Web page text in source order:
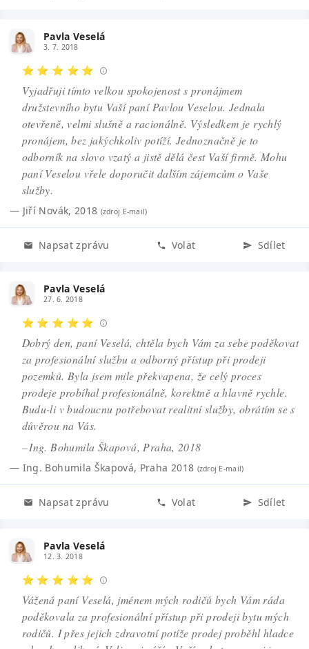
Pavla Veselá
3. 7. 2018
⭐ ⭐ ⭐ ⭐ ⭐
Vyjadřuji tímto velkou spokojenost s pronájmem
družstevního bytu Vaší paní Pavlou Veselou. Jednala
otevřeně, velmi slušně a racionálně. Výsledkem je rychlý
pronájem, bez jakýchkoliv potíží. Jednoznačně je to
odborník na slovo vzatý a jistě dělá čest Vaší firmě. Mohu
paní Veselou vřele doporučit dalším zájemcům o Vaše
služby.
— Jiří Novák, 2018 (zdroj E-mail)
Napsat zprávu Volat Sdílet
Pavla Veselá
27. 6. 2018
⭐ ⭐ ⭐ ⭐ ⭐
Dobrý den, paní Veselá, chtěla bych Vám za sebe poděkovat
za profesionální službu a odborný přístup při prodeji
pozemků. Byla jsem mile překvapena, že celý proces
prodeje probíhal profesionálně, korektně a hlavně rychle.
Budu-li v budoucnu potřebovat realitní služby, obrátím se s
důvěrou na Vás.
– Ing. Bohumila Škapová, Praha, 2018
— Ing. Bohumila Škapová, Praha 2018 (zdroj E-mail)
Napsat zprávu Volat Sdílet
Pavla Veselá
12. 3. 2018
⭐ ⭐ ⭐ ⭐ ⭐
Vážená paní Veselá, jménem mých rodičů bych Vám ráda
poděkovala za profesionální přístup při prodeji bytu mých
rodičů. I přes jejich zdravotní potíže prodej proběhl hladce